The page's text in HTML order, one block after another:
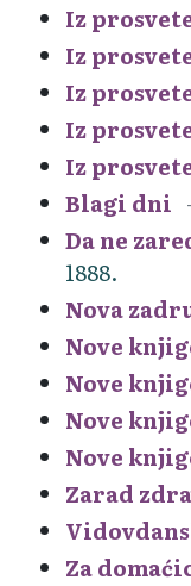
Iz
Iz
Iz
Iz
Iz
Blagi dni
Da ne
1888.
Nova
Nove
Nove
Nove
Nove
Zarad
Za